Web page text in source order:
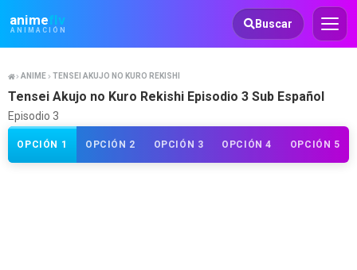
animeflv
ANIMACIÓN
Animeflv Buscar
ANIME TENSEI AKUJO NO KURO REKISHI
Tensei Akujo no Kuro Rekishi Episodio 3 Sub Español
Episodio 3
OPCIÓN 1 OPCIÓN 2 OPCIÓN 3 OPCIÓN 4 OPCIÓN 5